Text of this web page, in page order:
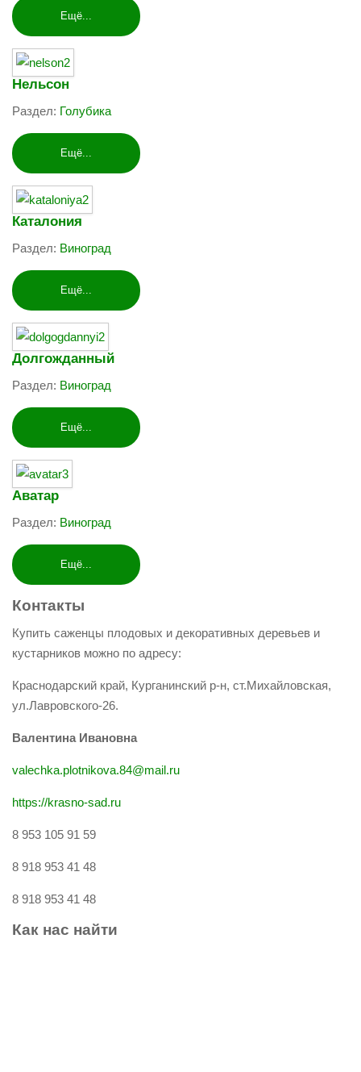
Ещё...
Нельсон
Раздел: Голубика
Ещё...
Каталония
Раздел: Виноград
Ещё...
Долгожданный
Раздел: Виноград
Ещё...
Аватар
Раздел: Виноград
Ещё...
Контакты
Купить саженцы плодовых и декоративных деревьев и
кустарников можно по адресу:
Краснодарский край, Курганинский р-н, ст.Михайловская,
ул.Лавровского-26.
Валентина Ивановна
valechka.plotnikova.84@mail.ru
https://krasno-sad.ru
8 953 105 91 59
8 918 953 41 48
8 918 953 41 48
Как нас найти